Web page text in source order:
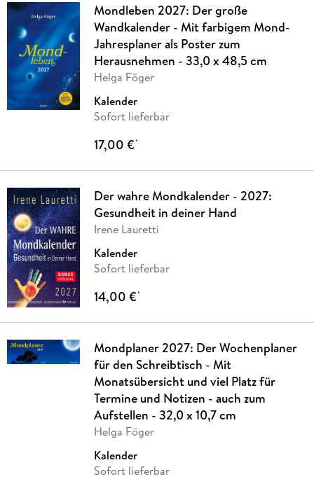
Mondleben 2027: Der große
Wandkalender - Mit farbigem Mond-
Jahresplaner als Poster zum
Herausnehmen - 33,0 x 48,5 cm
Helga Föger
Kalender
Sofort lieferbar
17,00 €*
Der wahre Mondkalender - 2027:
Gesundheit in deiner Hand
Irene Lauretti
Kalender
Sofort lieferbar
14,00 €*
Mondplaner 2027: Der Wochenplaner
für den Schreibtisch - Mit
Monatsübersicht und viel Platz für
Termine und Notizen - auch zum
Aufstellen - 32,0 x 10,7 cm
Helga Föger
Kalender
Sofort lieferbar